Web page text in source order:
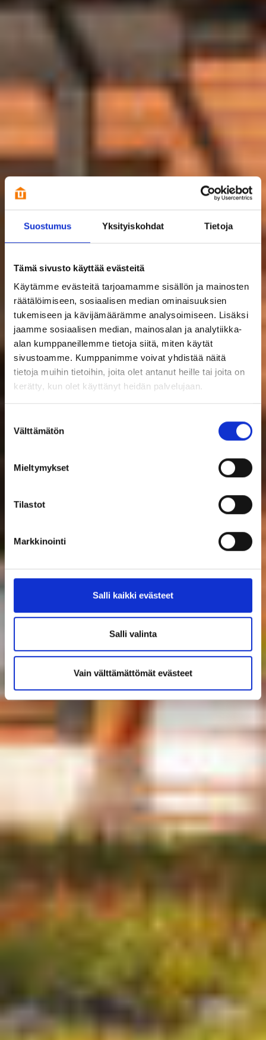
Suostumus Yksityiskohdat Tietoja
Tämä sivusto käyttää evästeitä
Käytämme evästeitä tarjoamamme sisällön ja mainosten
räätälöimiseen, sosiaalisen median ominaisuuksien
tukemiseen ja kävijämäärämme analysoimiseen. Lisäksi
jaamme sosiaalisen median, mainosalan ja analytiikka-
alan kumppaneillemme tietoja siitä, miten käytät
sivustoamme. Kumppanimme voivat yhdistää näitä
tietoja muihin tietoihin, joita olet antanut heille tai joita on
kerätty, kun olet käyttänyt heidän palvelujaan.
valinta
Välttämätön
Mieltymykset
Tilastot
Markkinointi
Salli kaikki evästeet
Salli valinta
Vain välttämättömät evästeet